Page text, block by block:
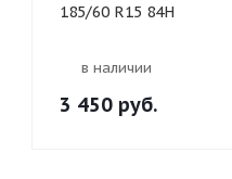
185/60 R15 84H
в наличии
3 450 руб.